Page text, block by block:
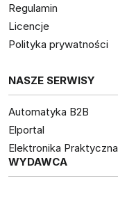
Regulamin
Licencje
Polityka prywatności
NASZE SERWISY
Automatyka B2B
Elportal
Elektronika Praktyczna
WYDAWCA